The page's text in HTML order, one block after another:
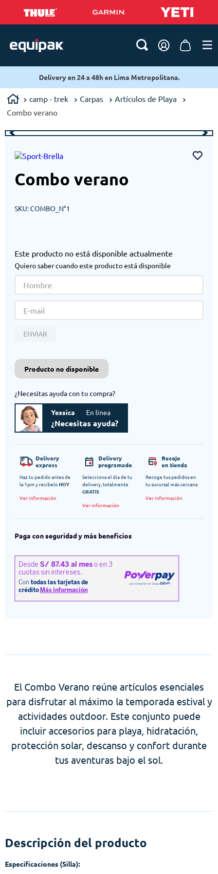
Delivery en 24 a 48h en Lima Metropolitana.
camp - trek Carpas
Artículos de Playa
Combo verano
Combo verano
SKU:COMBO_N°1
Este producto no está disponible actualmente
Quiero saber cuando este producto está disponible
ENVIAR
Producto no disponible
¿Necesitas ayuda con tu compra?
Yessica En linea
¿Necesitas ayuda?
Delivery
express
Haz tu pedido antes de
la 1pm y recibeloHOY
Ver información
Delivery
programado
Selecciona el dia de tu
delivery, totalmente
GRATIS
Ver información
Recojo
en tienda
Recoge tus pedidos en
tu sucursal más cercana
Ver información
Paga con seguridad y más beneficios
El Combo Verano reúne artículos esenciales
para disfrutar al máximo la temporada estival y
actividades outdoor. Este conjunto puede
incluir accesorios para playa, hidratación,
protección solar, descanso y confort durante
tus aventuras bajo el sol.
Descripción del producto
Especificaciones (Silla):